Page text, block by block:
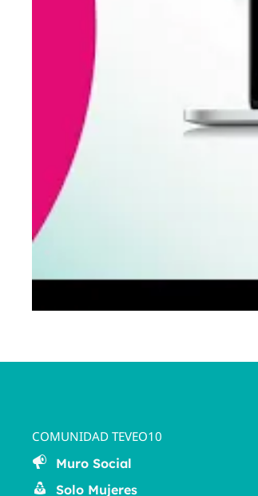
COMUNIDAD TEVEO10
Muro Social
Solo Mujeres